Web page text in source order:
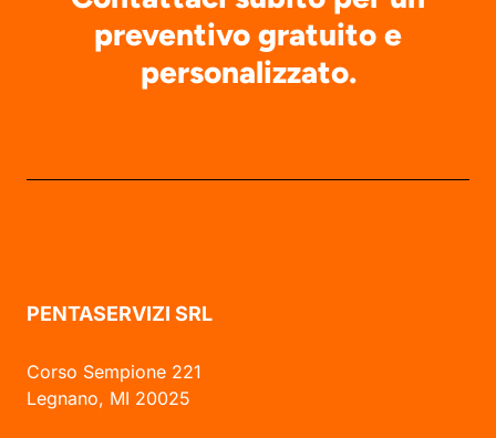
preventivo gratuito e
personalizzato.
PENTASERVIZI SRL
Corso Sempione 221
Legnano, MI 20025